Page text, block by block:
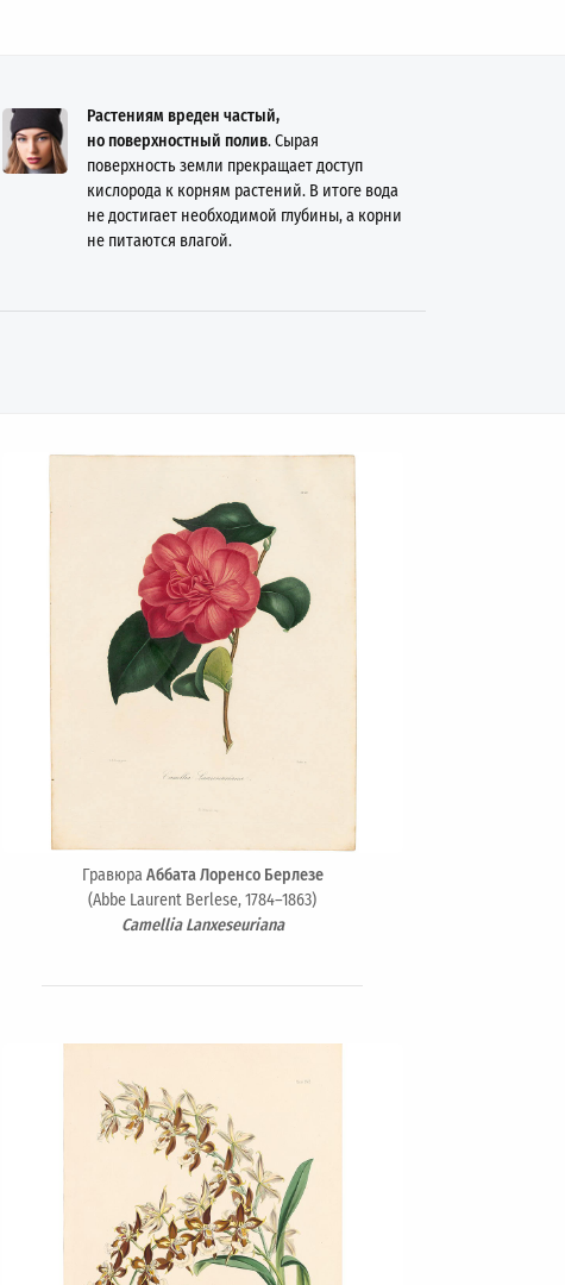
Растениям вреден частый,
но поверхностный полив. Сырая
поверхность земли прекращает доступ
кислорода к корням растений. В итоге вода
не достигает необходимой глубины, а корни
не питаются влагой.
ГравюраАббата Лоренсо Берлезе
(Abbe Laurent Berlese, 1784–1863)
Camellia Lanxeseuriana